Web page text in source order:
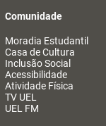
Comunidade
Moradia Estudantil
Casa de Cultura
Inclusão Social
Acessibilidade
Atividade Física
TV UEL
UEL FM